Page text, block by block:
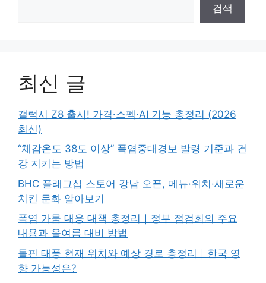
검색
최신 글
갤럭시 Z8 출시! 가격·스펙·AI 기능 총정리 (2026
최신)
“체감온도 38도 이상” 폭염중대경보 발령 기준과 건
강 지키는 방법
BHC 플래그십 스토어 강남 오픈, 메뉴·위치·새로운
치킨 문화 알아보기
폭염 가뭄 대응 대책 총정리｜정부 점검회의 주요
내용과 올여름 대비 방법
돌핀 태풍 현재 위치와 예상 경로 총정리｜한국 영
향 가능성은?